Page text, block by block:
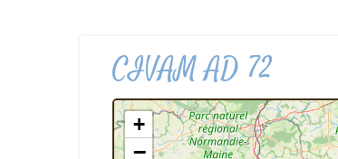
CIVAM AD 72
+
−